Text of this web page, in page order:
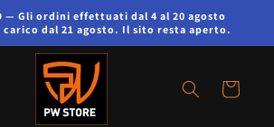
— Gli ordini effettuati dal 4 al 20 agosto
carico dal 21 agosto. Il sito resta aperto.
Carrello